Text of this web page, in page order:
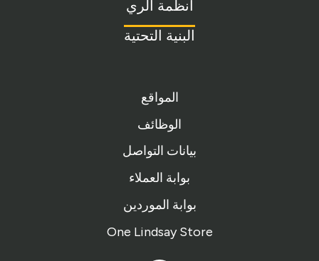
أنظمة الري
البنية التحتية
المواقع
الوظائف
بيانات التواصل
بوابة العملاء
بوابة الموردين
One Lindsay Store